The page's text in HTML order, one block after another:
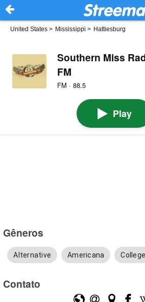
United States > Mississippi > Hattiesburg
Southern Miss
FM
FM · 88.5
Play
Gêneros
Alternative Americana College
Contato